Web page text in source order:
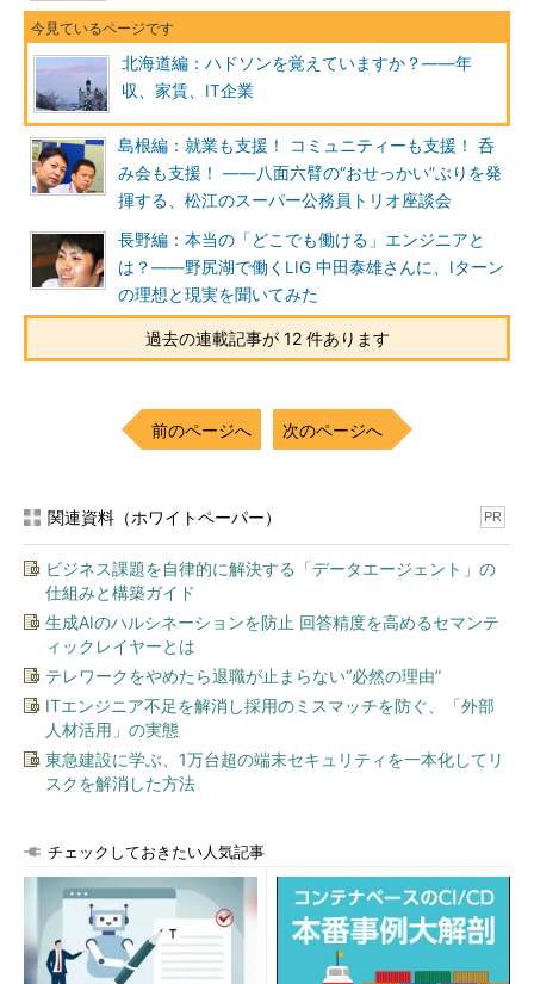
北海道編：ハドソンを覚えていますか？――年
収、家賃、IT企業
島根編：就業も支援！ コミュニティーも支援！ 呑
み会も支援！ ――八面六臂の“おせっかい”ぶりを発
揮する、松江のスーパー公務員トリオ座談会
長野編：本当の「どこでも働ける」エンジニアと
は？――野尻湖で働くLIG 中田泰雄さんに、Iターン
の理想と現実を聞いてみた
過去の連載記事が 12 件あります
前のページへ 次のページへ
関連資料（ホワイトペーパー） PR
ビジネス課題を自律的に解決する「データエージェント」の
仕組みと構築ガイド
生成AIのハルシネーションを防止 回答精度を高めるセマンテ
ィックレイヤーとは
テレワークをやめたら退職が止まらない“必然の理由”
ITエンジニア不足を解消し採用のミスマッチを防ぐ、「外部
人材活用」の実態
東急建設に学ぶ、1万台超の端末セキュリティを一本化してリ
スクを解消した方法
チェックしておきたい人気記事